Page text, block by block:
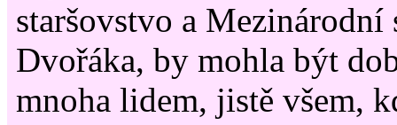
staršovstvo a Mezinárodní
Dvořáka, by mohla být
mnoha lidem, jistě všem,